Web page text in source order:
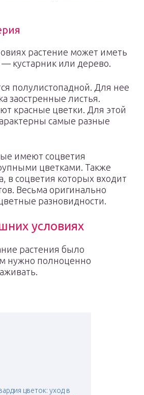
растение может иметь
кустарник или дерево.
полулистопадной. Для нее
заостренные листья.
красные цветки. Для этой
самые разные
имеют соцветия
цветками. Также
в соцветия которых входит
Весьма оригинально
разновидности.
условиях
растения было
нужно полноценно
цветок: уход в